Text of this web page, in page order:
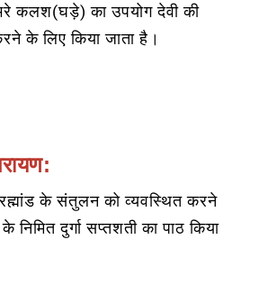
कलश(घड़े) का उपयोग देवी की
के लिए किया जाता है।
के संतुलन को व्यवस्थित करने
के निमित दुर्गा सप्तशती का पाठ किया